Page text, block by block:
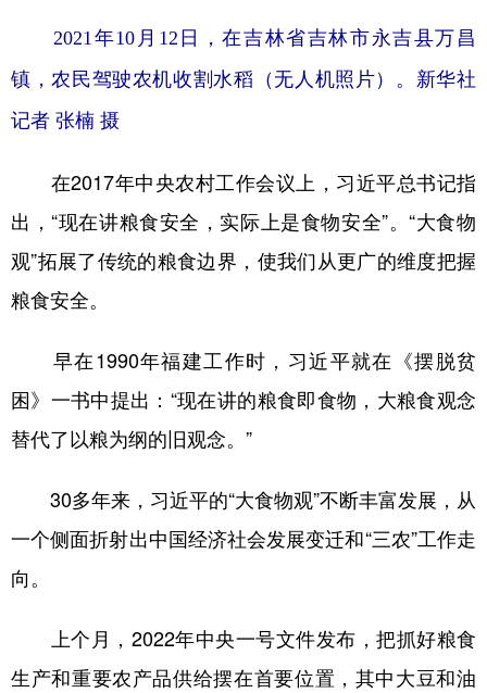
2021年10月12日，在吉林省吉林市永吉县万昌
镇，农民驾驶农机收割水稻（无人机照片）。新华社
记者 张楠 摄
在2017年中央农村工作会议上，习近平总书记指
出，“现在讲粮食安全，实际上是食物安全”。“大食物
观”拓展了传统的粮食边界，使我们从更广的维度把握
粮食安全。
早在1990年福建工作时，习近平就在《摆脱贫
困》一书中提出：“现在讲的粮食即食物，大粮食观念
替代了以粮为纲的旧观念。”
30多年来，习近平的“大食物观”不断丰富发展，从
一个侧面折射出中国经济社会发展变迁和“三农”工作走
向。
上个月，2022年中央一号文件发布，把抓好粮食
生产和重要农产品供给摆在首要位置，其中大豆和油